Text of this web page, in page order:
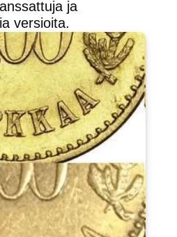
ja
versioita.